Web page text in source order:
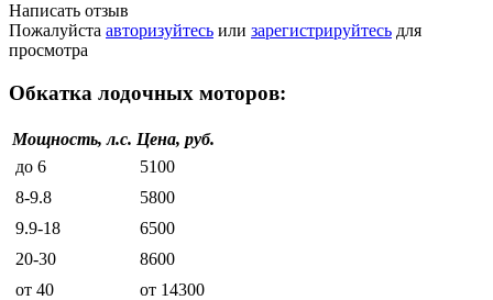
Написать отзыв
Пожалуйста авторизуйтесь или зарегистрируйтесь для
просмотра
Обкатка лодочных моторов:
Мощность, л.с. Цена, руб.
до 6
5100
8-9.8
5800
9.9-18
6500
20-30
8600
от 40
от 14300